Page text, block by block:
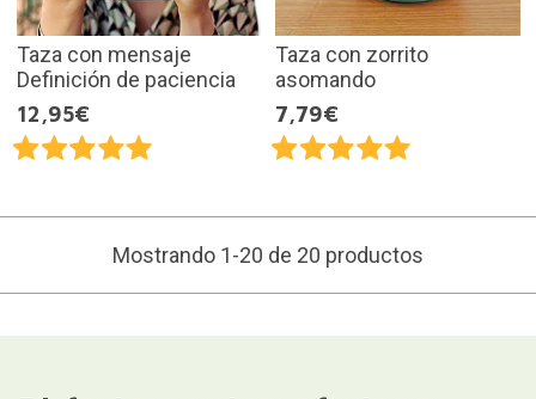
Taza con mensaje
Definición de paciencia
12,95€
Taza con zorrito
asomando
7,79€
Mostrando 1-20 de 20 productos